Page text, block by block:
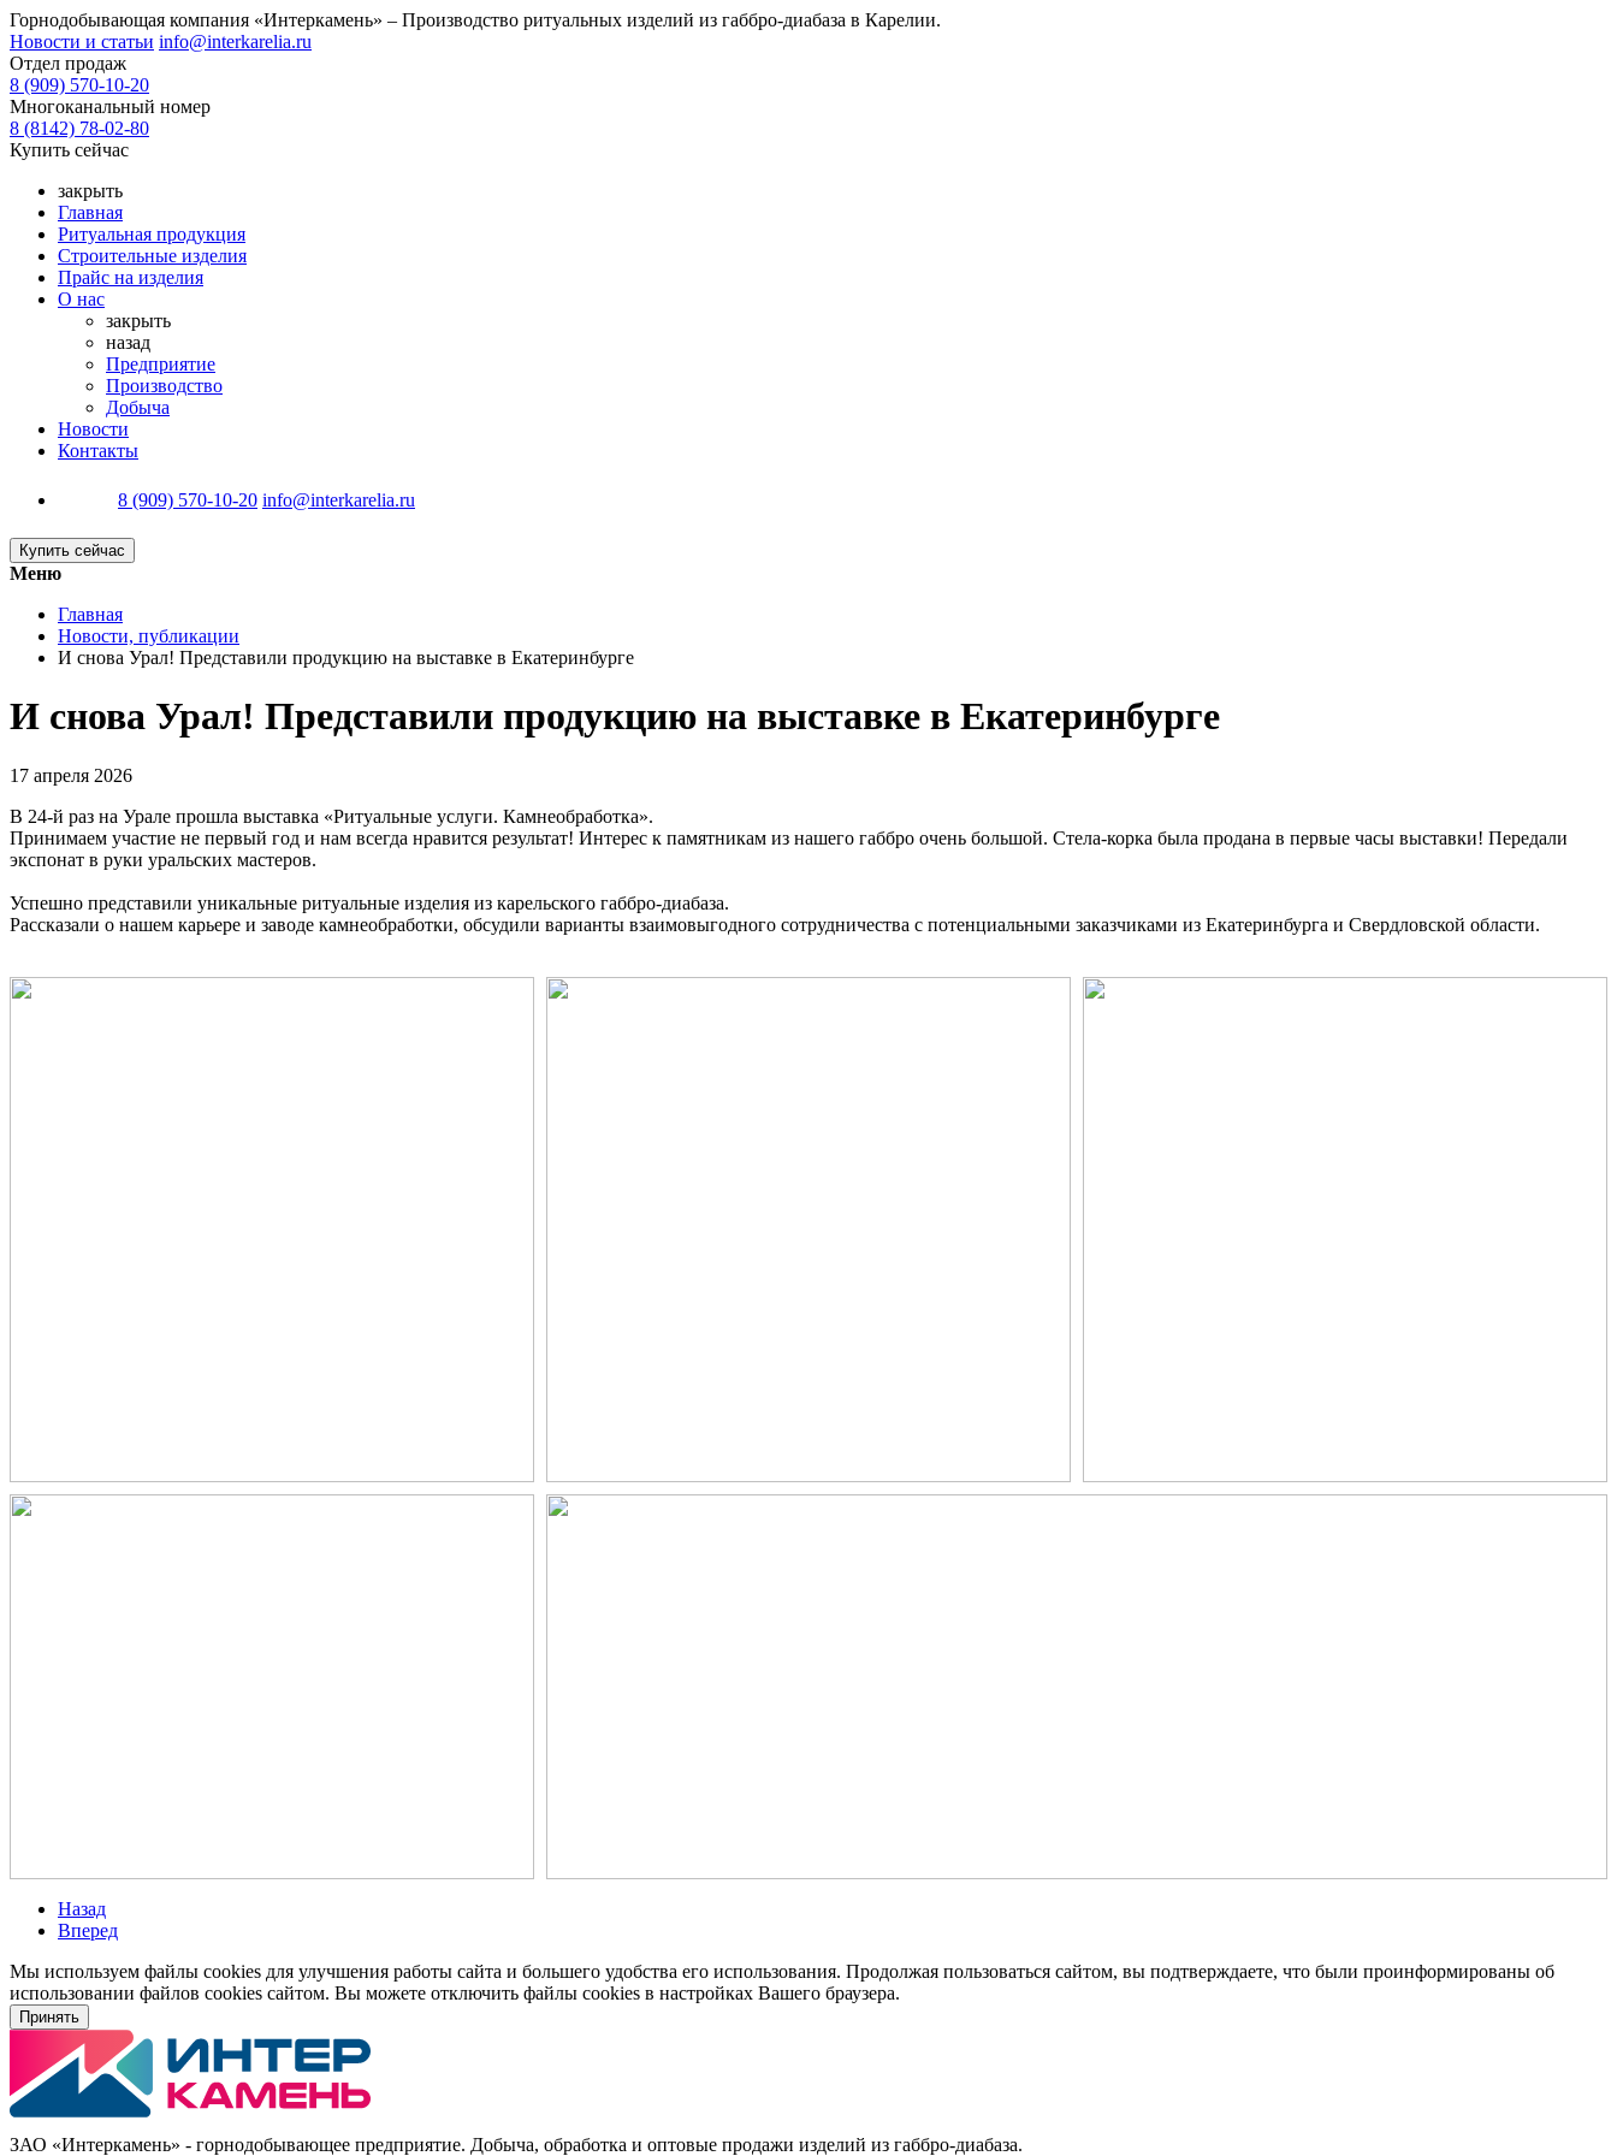
Горнодобывающая компания «Интеркамень» – Производство ритуальных изделий из габбро-диабаза в Карелии.
Новости и статьи info@interkarelia.ru
Отдел продаж
8 (909) 570-10-20
Многоканальный номер
8 (8142) 78-02-80
Купить сейчас
закрыть
Главная
Ритуальная продукция
Строительные изделия
Прайс на изделия
О нас
закрыть
назад
Предприятие
Производство
Добыча
Новости
Контакты
8 (909) 570-10-20 info@interkarelia.ru
Купить сейчас
Меню
Главная
Новости, публикации
И снова Урал! Представили продукцию на выставке в Екатеринбурге
И снова Урал! Представили продукцию на выставке в Екатеринбурге
17 апреля 2026
В 24-й раз на Урале прошла выставка «Ритуальные услуги. Камнеобработка».
Принимаем участие не первый год и нам всегда нравится результат! Интерес к памятникам из нашего габбро очень большой. Стела-корка была продана в первые часы выставки! Передали
экспонат в руки уральских мастеров.
Успешно представили уникальные ритуальные изделия из карельского габбро-диабаза.
Рассказали о нашем карьере и заводе камнеобработки, обсудили варианты взаимовыгодного сотрудничества с потенциальными заказчиками из Екатеринбурга и Свердловской области.
Назад
Вперед
Мы используем файлы cookies для улучшения работы сайта и большего удобства его использования. Продолжая пользоваться сайтом, вы подтверждаете, что были проинформированы об
использовании файлов cookies сайтом. Вы можете отключить файлы cookies в настройках Вашего браузера.
Принять
ЗАО «Интеркамень» - горнодобывающее предприятие. Добыча, обработка и оптовые продажи изделий из габбро-диабаза.